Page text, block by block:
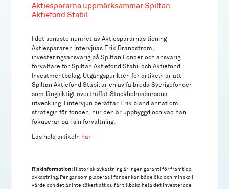
Aktiespararna uppmärksammar Spiltan
Aktiefond Stabil
I det senaste numret av Aktiespararnas tidning
Aktiespararen intervjuas Erik Brändström,
investeringsansvarig på Spiltan Fonder och ansvarig
förvaltare för Spiltan Aktiefond Stabil och Aktiefond
Investmentbolag. Utgångspunkten för artikeln är att
Spiltan Aktiefond Stabil är en av få breda Sverigefonder
som långsiktigt överträffat Stockholmsbörsens
utveckling. I intervjun berättar Erik bland annat om
strategin för fonden, hur den är uppbyggd och vad han
fokuserar på i sin förvaltning.
Läs hela artikeln här
Riskinformation: Historisk avkastning är ingen garanti för framtida
avkastning. Pengar som placeras i fonder kan både öka och minska i
värde och det är inte säkert att du får tillbaka hela det investerade